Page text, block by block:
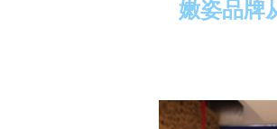
嫩姿品牌